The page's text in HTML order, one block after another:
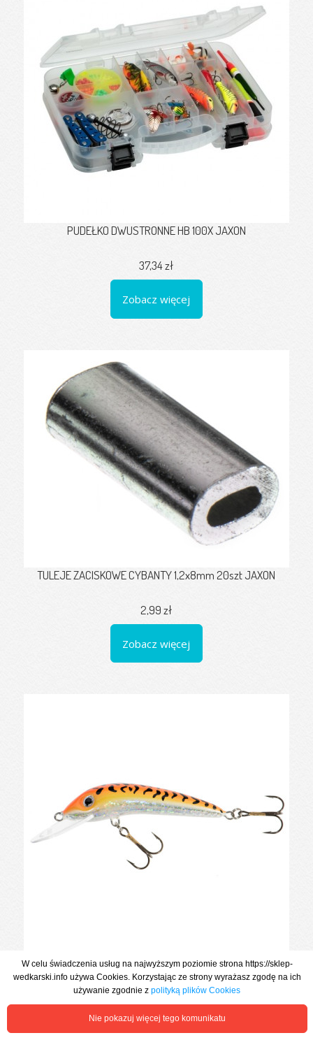
PUDEŁKO DWUSTRONNE HB 100X JAXON
37,34 zł
Zobacz więcej
TULEJE ZACISKOWE CYBANTY 1,2x8mm 20szt JAXON
2,99 zł
Zobacz więcej
WOBLER PŁYWAJĄCY HOLO SELECT FEROX 4cm GFT JAXON
15,41 zł
Zobacz więcej
W celu świadczenia usług na najwyższym poziomie strona https://sklep-
wedkarski.info używa Cookies. Korzystając ze strony wyrażasz zgodę na ich
używanie zgodnie zpolityką plików Cookies
Nie pokazuj więcej tego komunikatu